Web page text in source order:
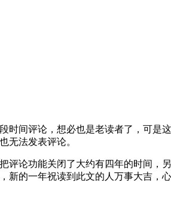
间评论，想必也是老读者了，可是
无法发表评论。
评论功能关闭了大约有四年的时间
的一年祝读到此文的人万事大吉，心